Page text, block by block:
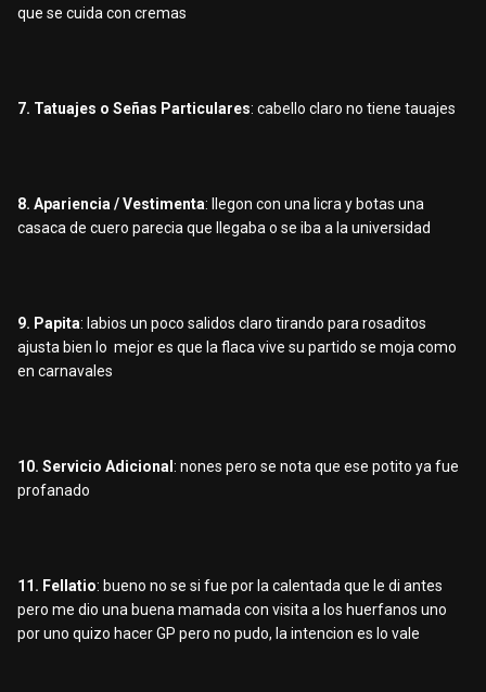
que se cuida con cremas
7. Tatuajes o Señas Particulares: cabello claro no tiene tauajes
8. Apariencia / Vestimenta: llegon con una licra y botas una
casaca de cuero parecia que llegaba o se iba a la universidad
9. Papita: labios un poco salidos claro tirando para rosaditos
ajusta bien lo mejor es que la flaca vive su partido se moja como
en carnavales
10. Servicio Adicional : nones pero se nota que ese potito ya fue
profanado
11. Fellatio: bueno no se si fue por la calentada que le di antes
pero me dio una buena mamada con visita a los huerfanos uno
por uno quizo hacer GP pero no pudo, la intencion es lo vale